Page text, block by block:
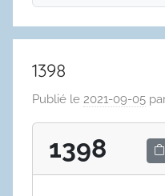
1398
Publié le 2021-09-05
1398